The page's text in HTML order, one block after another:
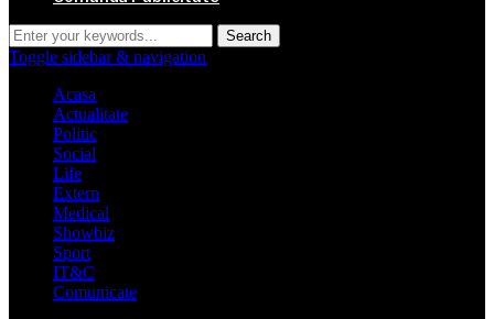
Toggle sidebar & navigation
Acasa
Actualitate
Politic
Social
Life
Extern
Medical
Showbiz
Sport
IT&C
Comunicate